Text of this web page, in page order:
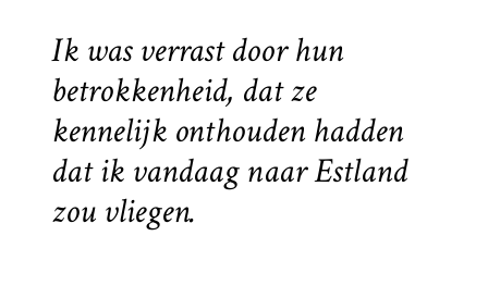
Ik was verrast door hun
betrokkenheid, dat ze
kennelijk onthouden hadden
dat ik vandaag naar Estland
zou vliegen.